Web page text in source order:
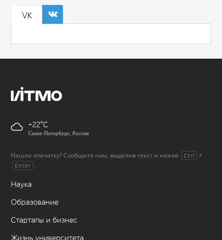
VK
+22
Санкт-Петербург, Россия
Нашли опечатку? Сообщите нам, выделив текст и нажав Ctrl +
Enter .
Наука
Образование
Стартапы и бизнес